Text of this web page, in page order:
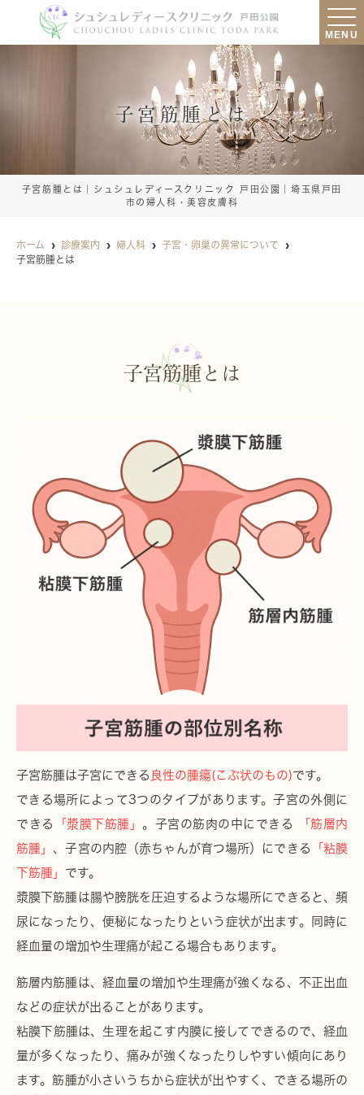
MENU
子宮筋腫とは
子宮筋腫とは｜シュシュレディースクリニック 戸田公園｜埼玉県戸田
市の婦人科・美容皮膚科
ホーム 診療案内 婦人科
子宮・卵巣の異常について
子宮筋腫とは
子宮筋腫とは
子宮筋腫は子宮にできる 良性の腫瘍(こぶ状のもの)です。
できる場所によって3つのタイプがあります。子宮の外側に
できる
「漿膜下筋腫」 。子宮の筋肉の中にできる
「筋層内
筋腫」 、子宮の内腔（赤ちゃんが育つ場所）にできる
「粘膜
下筋腫」 です。
漿膜下筋腫は腸や膀胱を圧迫するような場所にできると、頻
尿になったり、便秘になったりという症状が出ます。同時に
経血量の増加や生理痛が起こる場合もあります。
筋層内筋腫は、経血量の増加や生理痛が強くなる、不正出血
などの症状が出ることがあります。
粘膜下筋腫は、生理を起こす内膜に接してできるので、経血
量が多くなったり、痛みが強くなったりしやすい傾向にあり
ます。筋腫が小さいうちから症状が出やすく、できる場所の